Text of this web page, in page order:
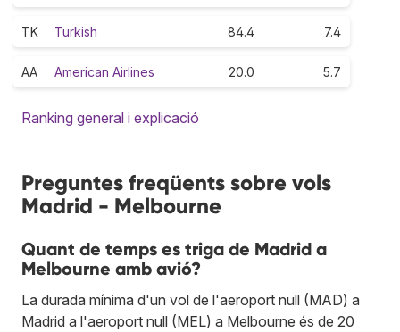
TK Turkish 84.4 7.4
AA American Airlines 20.0 5.7
Ranking general i explicació
Preguntes freqüents sobre vols
Madrid - Melbourne
Quant de temps es triga de Madrid a
Melbourne amb avió?
La durada mínima d'un vol de l'aeroport null (MAD) a
Madrid a l'aeroport null (MEL) a Melbourne és de 20